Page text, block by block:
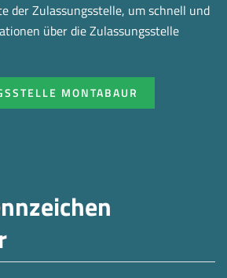
der Zulassungsstelle, um schnell und
über die Zulassungsstelle
MONTABAUR